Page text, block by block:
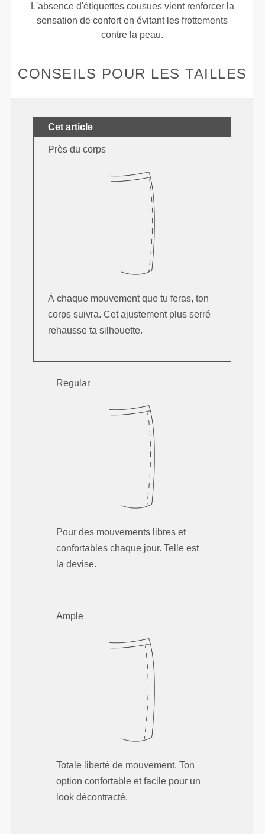
L'absence d'étiquettes cousues vient renforcer la
sensation de confort en évitant les frottements
contre la peau.
CONSEILS POUR LES TAILLES
Cet article
Près du corps
À chaque mouvement que tu feras, ton
corps suivra. Cet ajustement plus serré
rehausse ta silhouette.
Regular
Pour des mouvements libres et
confortables chaque jour. Telle est
la devise.
Ample
Totale liberté de mouvement. Ton
option confortable et facile pour un
look décontracté.